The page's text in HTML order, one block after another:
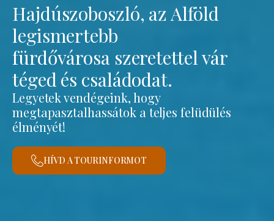
Hajdúszoboszló, az Alföld
legismertebb
fürdővárosa szeretettel vár
téged és családodat.
Legyetek vendégeink, hogy
megtapasztalhassátok a teljes felüdülés
élményét!
HÍVD A TOURINFORMOT